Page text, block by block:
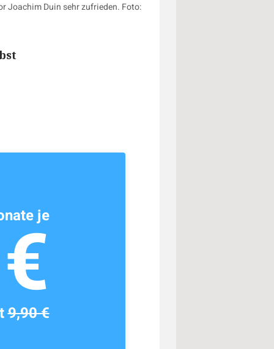
Joachim Duin sehr zufrieden. Foto:
je
9,90 €